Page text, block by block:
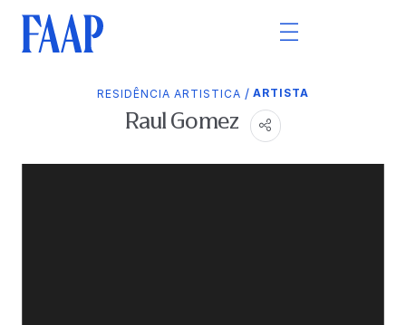
RESIDÊNCIA ARTISTICA / ARTISTA
Raul Gomez